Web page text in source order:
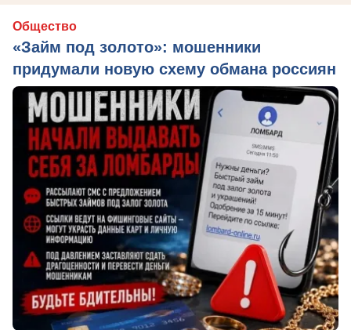
Общество
«Займ под золото»: мошенники
придумали новую схему обмана россиян